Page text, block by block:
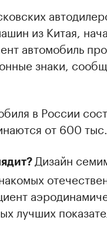
из Китая,
автомобиль
знаки,
в России
от 600
Дизайн
лучших